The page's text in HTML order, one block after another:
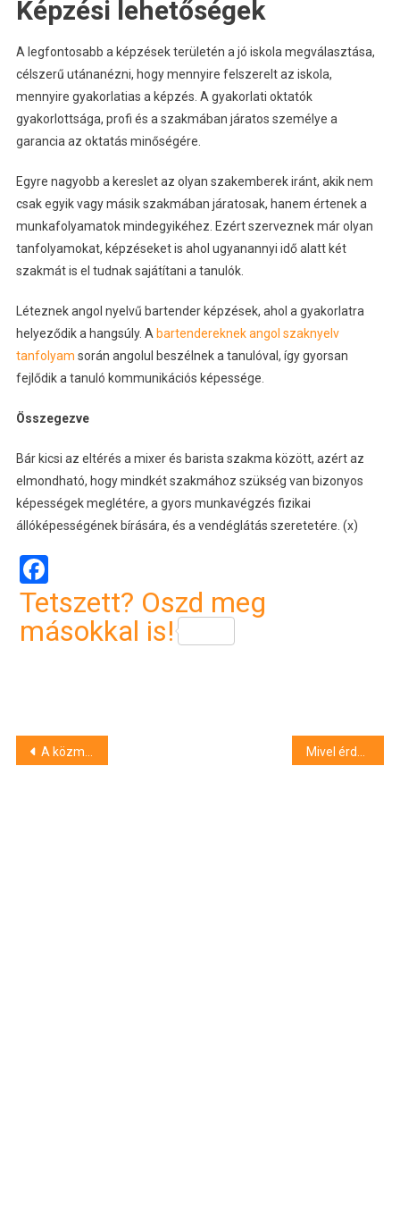
Képzési lehetőségek
A legfontosabb a képzések területén a jó iskola megválasztása,
célszerű utánanézni, hogy mennyire felszerelt az iskola,
mennyire gyakorlatias a képzés. A gyakorlati oktatók
gyakorlottsága, profi és a szakmában járatos személye a
garancia az oktatás minőségére.
Egyre nagyobb a kereslet az olyan szakemberek iránt, akik nem
csak egyik vagy másik szakmában járatosak, hanem értenek a
munkafolyamatok mindegyikéhez. Ezért szerveznek már olyan
tanfolyamokat, képzéseket is ahol ugyanannyi idő alatt két
szakmát is el tudnak sajátítani a tanulók.
Léteznek angol nyelvű bartender képzések, ahol a gyakorlatra
helyeződik a hangsúly. A bartendereknek angol szaknyelv
tanfolyam során angolul beszélnek a tanulóval, így gyorsan
fejlődik a tanuló kommunikációs képessége.
Összegezve
Bár kicsi az eltérés a mixer és barista szakma között, azért az
elmondható, hogy mindkét szakmához szükség van bizonyos
képességek meglétére, a gyors munkavégzés fizikai
állóképességének bírására, és a vendéglátás szeretetére. (x)
Facebook
Tetszett? Oszd meg
másokkal is!
Bejegyzés
A közmédia megharagudott az RTL-re, mert elhappolta az M4 Sport elől a Bajnokok Ligája közvetítési jogokat